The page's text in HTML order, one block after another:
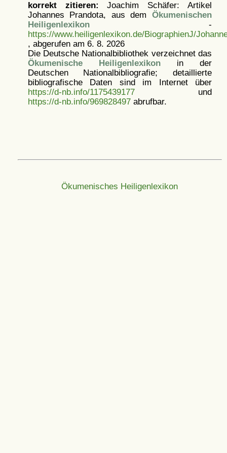
korrekt zitieren: Joachim Schäfer: Artikel
Johannes Prandota, aus dem Ökumenischen
Heiligenlexikon-
https://www.heiligenlexikon.de/BiographienJ/
, abgerufen am 6. 8. 2026
Die Deutsche Nationalbibliothek verzeichnet das
Ökumenische Heiligenlexikonin der
Deutschen Nationalbibliografie; detaillierte
bibliografische Daten sind im Internet über
https://d-nb.info/1175439177und
https://d-nb.info/969828497abrufbar.
Ökumenisches Heiligenlexikon